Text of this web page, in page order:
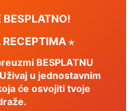
BESPLATNO!
⋆
BESPLATNU
u jednostavnim
će osvojiti tvoje